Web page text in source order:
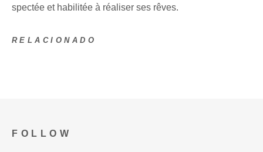
spectée et habilitée à réaliser ses rêves.
RELACIONADO
FOLLOW